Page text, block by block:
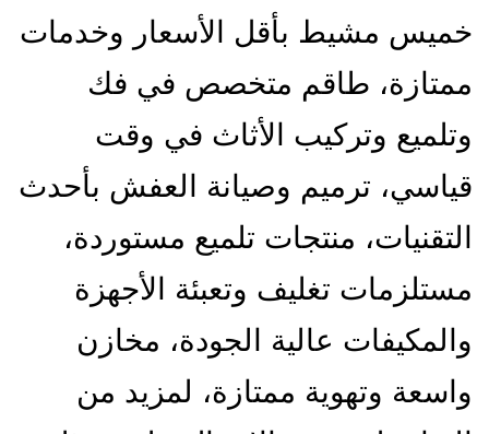
خميس مشيط بأقل الأسعار وخدمات
ممتازة، طاقم متخصص في فك
وتلميع وتركيب الأثاث في وقت
قياسي، ترميم وصيانة العفش بأحدث
التقنيات، منتجات تلميع مستوردة،
مستلزمات تغليف وتعبئة الأجهزة
والمكيفات عالية الجودة، مخازن
واسعة وتهوية ممتازة، لمزيد من